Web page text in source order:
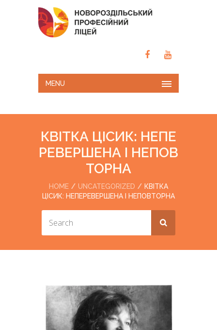
MENU
КВІТКА ЦІСИК: НЕПЕ
РЕВЕРШЕНА І НЕПОВ
ТОРНА
HOME UNCATEGORIZED
КВІТКА
ЦІСИК: НЕПЕРЕВЕРШЕНА І НЕПОВТОРНА